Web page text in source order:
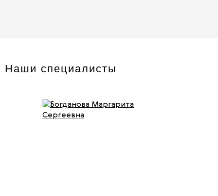
Наши специалисты